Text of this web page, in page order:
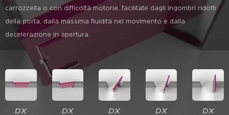
carrozzella o con difficoltà motorie, facilitate dagli ingombri ridotti
della porta, dalla massima fluidità nel movimento e dalla
decelerazione in apertura.
DX
DX
DX
DX
DX